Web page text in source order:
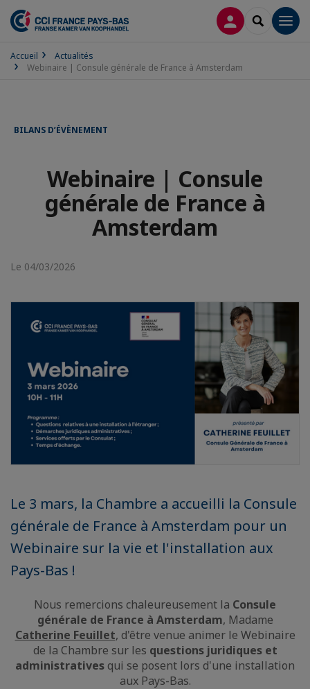
CONNEXION
Accueil
Actualités
Webinaire | Consule générale de France à Amsterdam
BILANS D’ÉVÈNEMENT
Webinaire | Consule
générale de France à
Amsterdam
Le 04/03/2026
Le 3 mars, la Chambre a accueilli la Consule
générale de France à Amsterdam pour un
Webinaire sur la vie et l'installation aux
Pays-Bas !
Nous remercions chaleureusement la Consule
générale de France à Amsterdam, Madame
Catherine Feuillet, d'être venue animer le Webinaire
de la Chambre sur les questions juridiques et
administratives qui se posent lors d'une installation
aux Pays-Bas.